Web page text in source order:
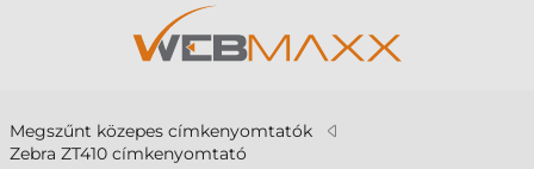
Megszűnt közepes címkenyomtatók
Zebra ZT410 címkenyomtató